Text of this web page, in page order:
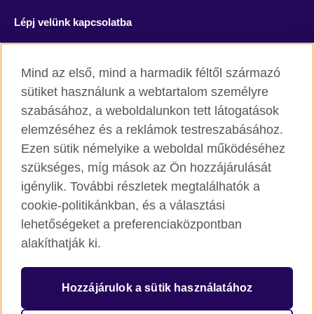
Lépj velünk kapcsolatba
Instagram Blog
RSS TikTok
British Council világszerte
Adatvédelmi szabályzat
Cookie
Honlaptérkép
© 2026 British Council
Mind az első, mind a harmadik féltől származó
sütiket használunk a webtartalom személyre
szabásához, a weboldalunkon tett látogatások
elemzéséhez és a reklámok testreszabásához.
Ezen sütik némelyike a weboldal működéséhez
szükséges, míg mások az Ön hozzájárulását
igénylik. További részletek megtalálhatók a
cookie-politikánkban, és a választási
lehetőségeket a preferenciaközpontban
alakíthatják ki.
Hozzájárulok a sütik használatához